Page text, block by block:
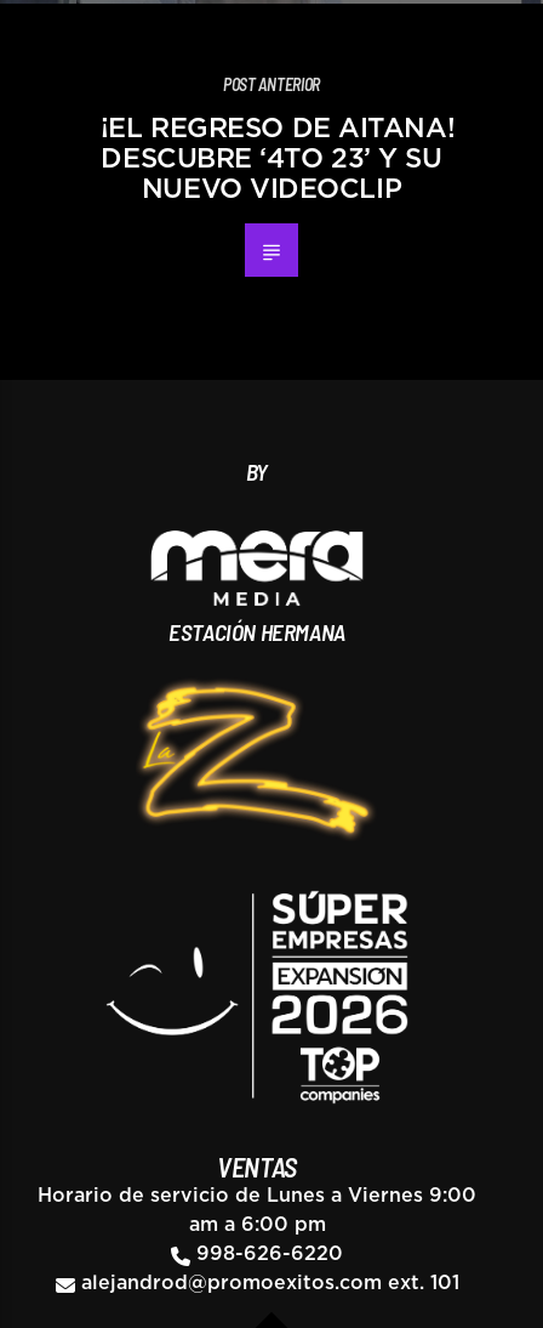
POST ANTERIOR
¡EL REGRESO DE AITANA!
DESCUBRE ‘4TO 23’ Y SU
NUEVO VIDEOCLIP
BY
ESTACIÓN HERMANA
VENTAS
Horario de servicio de Lunes a Viernes 9:00
am a 6:00 pm
998-626-6220
alejandrod@promoexitos.com ext. 101